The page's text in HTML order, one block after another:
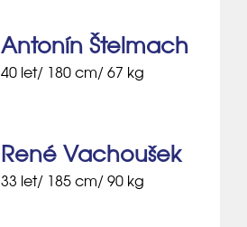
Antonín Štelmach
40 let/ 180 cm/ 67 kg
René Vachoušek
33 let/ 185 cm/ 90 kg